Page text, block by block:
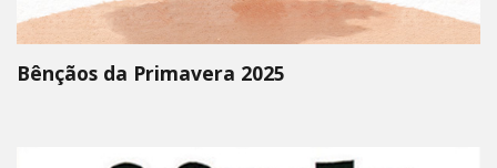
Bênçãos da Primavera 2025